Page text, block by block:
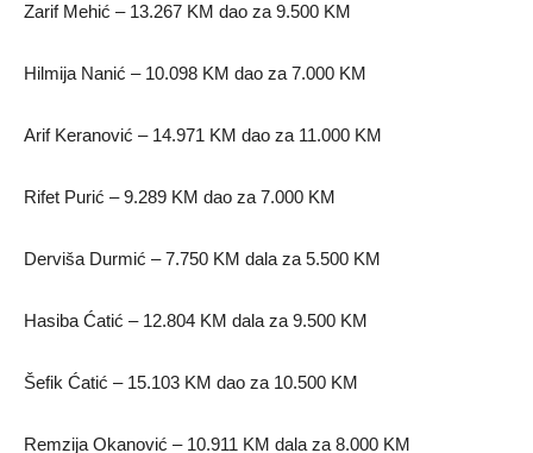
Zarif Mehić – 13.267 KM dao za 9.500 KM
Hilmija Nanić – 10.098 KM dao za 7.000 KM
Arif Keranović – 14.971 KM dao za 11.000 KM
Rifet Purić – 9.289 KM dao za 7.000 KM
Derviša Durmić – 7.750 KM dala za 5.500 KM
Hasiba Ćatić – 12.804 KM dala za 9.500 KM
Šefik Ćatić – 15.103 KM dao za 10.500 KM
Remzija Okanović – 10.911 KM dala za 8.000 KM